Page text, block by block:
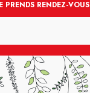
PRENDS RENDEZ-VOUS